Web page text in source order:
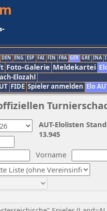
DEN ENG ESP FAI FIN FRA GER GRE INA
Foto-Galerie Meldekartei
Elozahl
FIDE Spieler anmelden Elo
Vorname
AUT-Elolisten
13.945